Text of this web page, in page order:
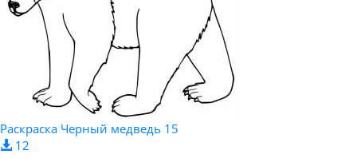
Раскраска Черный медведь 15
12